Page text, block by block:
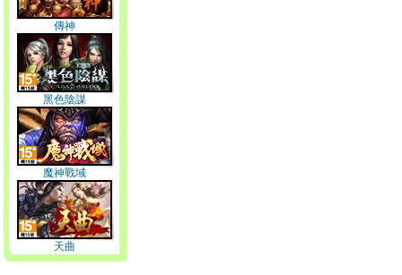
傳神
黑色陰謀
魔神戰域
天曲